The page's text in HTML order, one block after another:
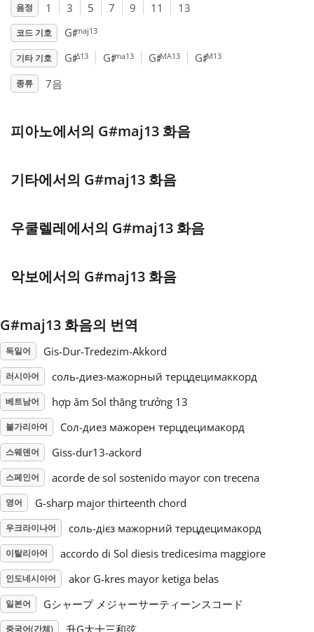
Français
Tiếng Việt
Türkçe
Українська
简体中文
음정 1 3 5 7 9 11 13
코드 기호 G♯maj13
기타 기호 G♯Δ13 G♯ma13 G♯MA13 G♯M13
종류 7음
피아노에서의 G#maj13 화음
기타에서의 G#maj13 화음
우쿨렐레에서의 G#maj13 화음
악보에서의 G#maj13 화음
G#maj13 화음의 번역
독일어 Gis-Dur-Tredezim-Akkord
러시아어 соль-диез-мажорный терцдецимаккорд
베트남어 hợp âm Sol thăng trưởng 13
불가리아어 Сол-диез мажорен терцдецимакорд
스웨덴어 Giss-dur13-ackord
스페인어 acorde de sol sostenido mayor con trecena
영어 G-sharp major thirteenth chord
우크라이나어 соль-дієз мажорний терцдецимакорд
이탈리아어 accordo di Sol diesis tredicesima maggiore
인도네시아어 akor G-kres mayor ketiga belas
일본어 Gシャープ メジャーサーティーンスコード
중국어(간체)